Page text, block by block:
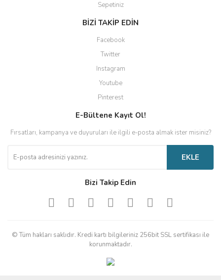
Sepetiniz
BİZİ TAKİP EDİN
Facebook
Twitter
Instagram
Youtube
Pinterest
E-Bültene Kayıt Ol!
Fırsatları, kampanya ve duyuruları ile ilgili e-posta almak ister misiniz?
EKLE
Bizi Takip Edin
© Tüm hakları saklıdır. Kredi kartı bilgileriniz 256bit SSL sertifikası ile
korunmaktadır.